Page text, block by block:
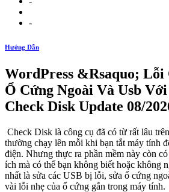
-
Hướng Dẫn
WordPress &Rsaquo; Lỗi
Ổ Cứng Ngoài Và Usb
Check Disk Update 08/
Check Disk là công cụ đã có từ rất lâu
thường chạy lên mỗi khi bạn tắt máy tính
điện. Nhưng thực ra phần mềm này còn
ích mà có thể bạn không biết hoặc không
nhất là sửa các USB bị lỗi, sửa ổ cứng
vài lỗi nhẹ của ổ cứng gắn trong máy tính.